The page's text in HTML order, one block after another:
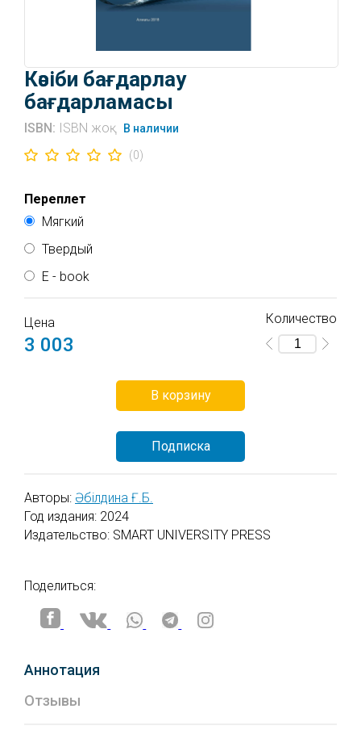
Кәсіби бағдарлау
бағдарламасы
ISBN: ISBN жоқ В наличии
(0)
Переплет
Мягкий
Твердый
E - book
Доступ к электронной книге активируется после
оплаты. Подтверждение об оплате придёт от
нашего сервера и от сервера платежной
Файлы электронных книг пользователям для
скачивания не предлагаются.
Все приобретенные пользователем электронные
книги будут доступны в разделе личного
Цена
3 003
Количество
В корзину
Подписка
Авторы: Əбілдина Ғ.Б.
Год издания: 2024
Издательство: SMART UNIVERSITY PRESS
Поделиться:
Аннотация
Отзывы